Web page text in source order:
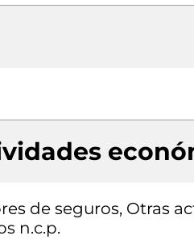
de seguros, Otras
n.c.p.